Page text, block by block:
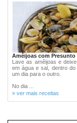
Amêijoas com Presunto
Lave as amêijoas e
em água e sal, dentro do
um dia para o outro.
No dia ...
» ver mais receitas